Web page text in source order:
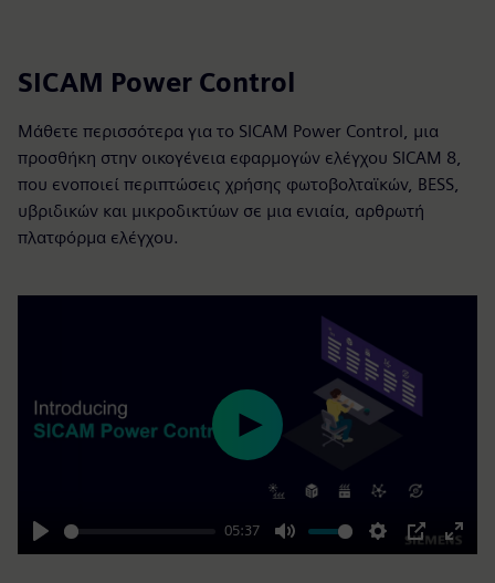
SICAM Power Control
Μάθετε περισσότερα για το SICAM Power Control, μια
προσθήκη στην οικογένεια εφαρμογών ελέγχου SICAM 8,
που ενοποιεί περιπτώσεις χρήσης φωτοβολταϊκών, BESS,
υβριδικών και μικροδικτύων σε μια ενιαία, αρθρωτή
πλατφόρμα ελέγχου.
Play
05:37
Mute Settings
PIP
Enter
Play